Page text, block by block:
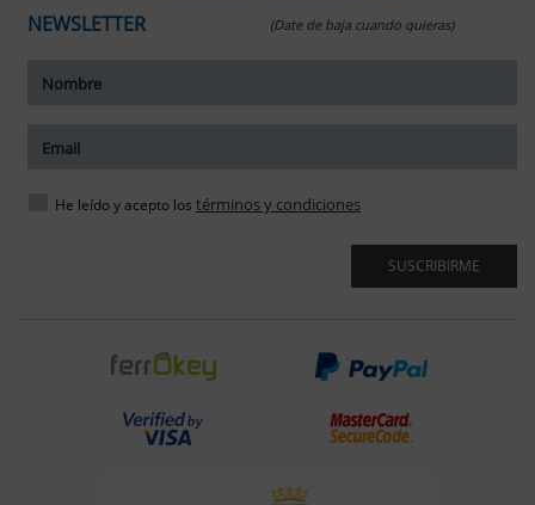
NEWSLETTER (Date de baja cuando quieras)
He leído y acepto los términos y condiciones
SUSCRIBIRME
tamaño del texto
del texto
espaciado del texto